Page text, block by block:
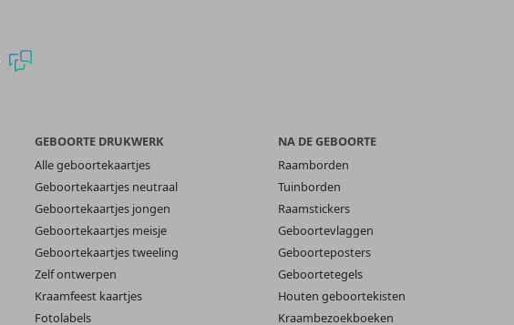
GEBOORTE DRUKWERK
Alle geboortekaartjes
Geboortekaartjes neutraal
Geboortekaartjes jongen
Geboortekaartjes meisje
Geboortekaartjes tweeling
Zelf ontwerpen
Kraamfeest kaartjes
Fotolabels
NA DE GEBOORTE
Raamborden
Tuinborden
Raamstickers
Geboortevlaggen
Geboorteposters
Geboortetegels
Houten geboortekisten
Kraambezoekboeken